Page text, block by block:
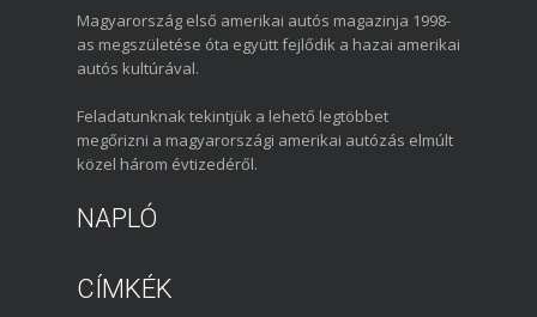
Magyarország első amerikai autós magazinja 1998-
as megszületése óta együtt fejlődik a hazai amerikai
autós kultúrával.
Feladatunknak tekintjük a lehető legtöbbet
megőrizni a magyarországi amerikai autózás elmúlt
közel három évtizedéről.
NAPLÓ
CÍMKÉK